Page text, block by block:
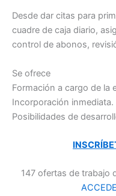
Desde dar citas para
cuadre de caja diario,
control de abonos,
Se ofrece
Formación a cargo de la
Incorporación inmediata.
Posibilidades de
147 ofertas de trabajo